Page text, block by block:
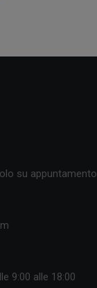
su appuntamento
9:00 alle 18:00